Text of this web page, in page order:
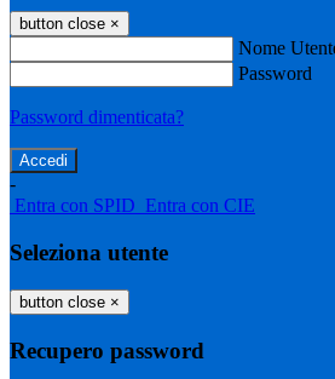
button close ×
Nome
Password
Password dimenticata?
-
Entra con SPID Entra con CIE
Seleziona utente
button close ×
Recupero password